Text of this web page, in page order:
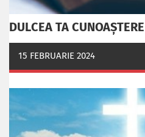
DULCEA TA
15 FEBRUARIE 2024